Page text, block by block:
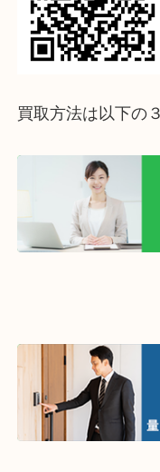
↓パソコンでご覧
って下さい↓